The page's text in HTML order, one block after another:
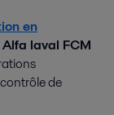
en
laval FCM
de